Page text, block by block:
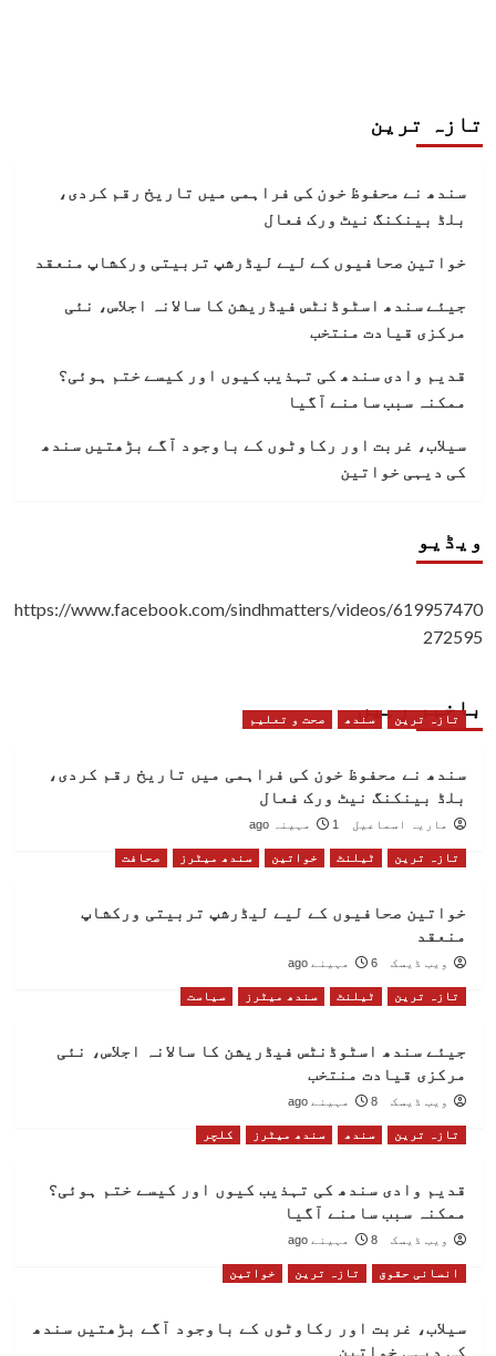
تازہ ترین
سندھ نے محفوظ خون کی فراہمی میں تاریخ رقم کردی،
بلڈ بینکنگ نیٹ ورک فعال
خواتین صحافیوں کے لیے لیڈرشپ تربیتی ورکشاپ منعقد
جیئے سندھ اسٹوڈنٹس فیڈریشن کا سالانہ اجلاس، نئی
مرکزی قیادت منتخب
قدیم وادی سندھ کی تہذیب کیوں اور کیسے ختم ہوئی؟
ممکنہ سبب سامنے آگیا
سیلاب، غربت اور رکاوٹوں کے باوجود آگے بڑھتیں سندھ
کی دیہی خواتین
ویڈیو
https://www.facebook.com/sindhmatters/videos/619957470
272595
باخبر رہیں
تازہ ترین سندھ صحت و تعلیم
سندھ نے محفوظ خون کی فراہمی میں تاریخ رقم کردی،
بلڈ بینکنگ نیٹ ورک فعال
ماریہ اسماعیل 1 مہینہ ago
تازہ ترین ٹیلنٹ خواتین سندھ میٹرز صحافت
خواتین صحافیوں کے لیے لیڈرشپ تربیتی ورکشاپ
منعقد
ویب ڈیسک 6 مہینے ago
تازہ ترین ٹیلنٹ سندھ میٹرز سیاست
جیئے سندھ اسٹوڈنٹس فیڈریشن کا سالانہ اجلاس، نئی
مرکزی قیادت منتخب
ویب ڈیسک 8 مہینے ago
تازہ ترین سندھ سندھ میٹرز کلچر
قدیم وادی سندھ کی تہذیب کیوں اور کیسے ختم ہوئی؟
ممکنہ سبب سامنے آگیا
ویب ڈیسک 8 مہینے ago
انسانی حقوق تازہ ترین خواتین
سیلاب، غربت اور رکاوٹوں کے باوجود آگے بڑھتیں سندھ
کی دیہی خواتین